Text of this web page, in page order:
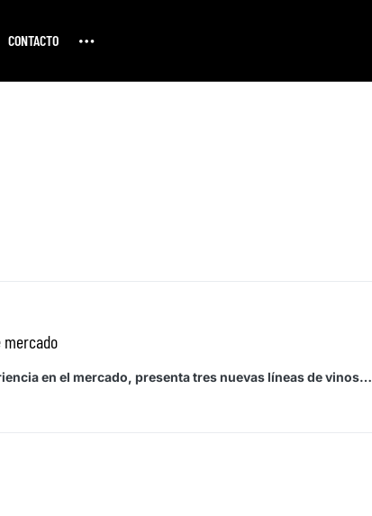
CONTACTO
mercado
en el mercado, presenta tres nuevas líneas de vinos…